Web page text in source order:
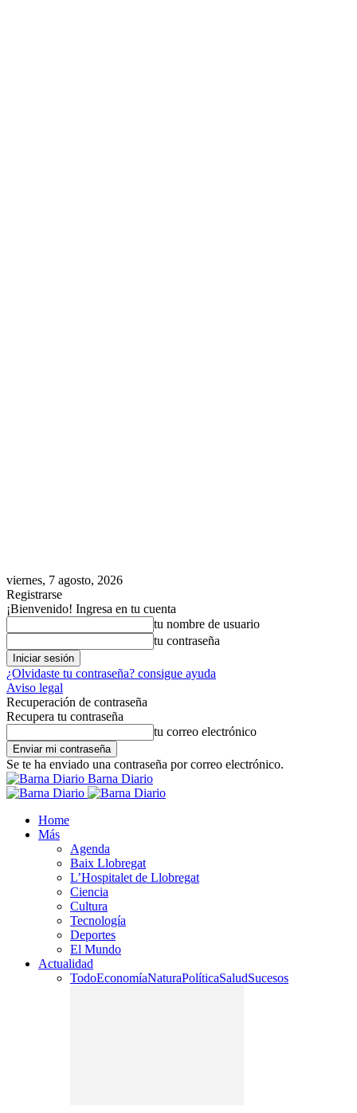
viernes, 7 agosto, 2026
Registrarse
¡Bienvenido! Ingresa en tu cuenta
tu nombre de usuario
tu contraseña
¿Olvidaste tu contraseña? consigue ayuda
Aviso legal
Recuperación de contraseña
Recupera tu contraseña
tu correo electrónico
Se te ha enviado una contraseña por correo electrónico.
Barna Diario
Home
Más
Agenda
Baix Llobregat
L’Hospitalet de Llobregat
Ciencia
Cultura
Tecnología
Deportes
El Mundo
Actualidad
TodoEconomíaNaturaPolíticaSaludSucesos